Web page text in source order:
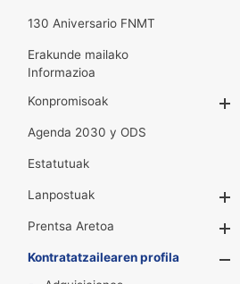
130 Aniversario FNMT
Erakunde mailako
Informazioa
Konpromisoak
Agenda 2030 y ODS
Estatutuak
Lanpostuak
Prentsa Aretoa
Kontratatzailearen profila